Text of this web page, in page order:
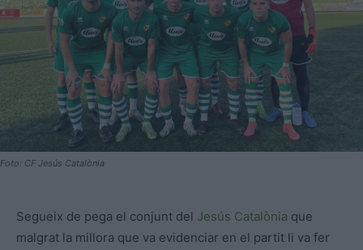
Foto: CF Jesús Catalònia
Segueix de pega el conjunt del Jesús Catalònia que
malgrat la millora que va evidenciar en el partit li va fer